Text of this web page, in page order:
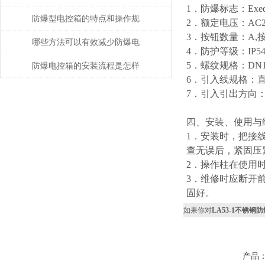
1．防爆标志：
2．额定电压：
3．按钮数量：A,
4．防护等级：
5．螺纹规格：
6．引入线规格：
7．引入引出方向
四、安装、使用
1．安装时，把接
查无误后，紧固
2．操作柱在使用
3．维修时应断开
固好。
如果你对LA53-1不锈钢防
产品
的常用散热方式有哪些！
防爆型电控箱的特点和操作规
程
哪些方法可以有效减少防爆电
控箱的故障呢？
防爆电控箱的安装流程是怎样